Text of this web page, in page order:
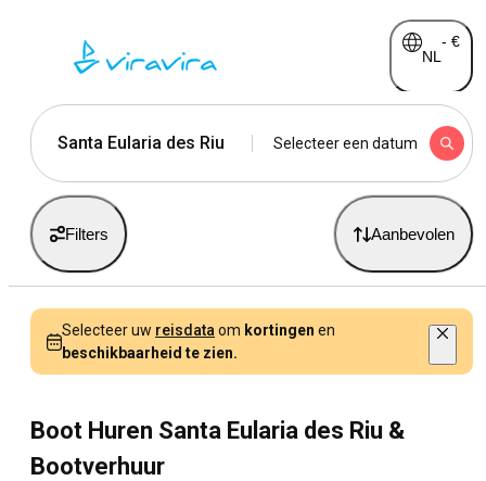
NL
- €
Santa Eularia des Riu Selecteer een datum
Filters Aanbevolen
Selecteer uw reisdata om kortingen en
beschikbaarheid te zien.
Boot Huren Santa Eularia des Riu &
Bootverhuur